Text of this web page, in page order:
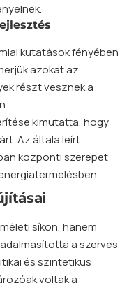
kutatások fényében
azokat az
részt vesznek a
kimutatta, hogy
Az általa leírt
központi szerepet
síkon, hanem
a szerves
és szintetikus
voltak a